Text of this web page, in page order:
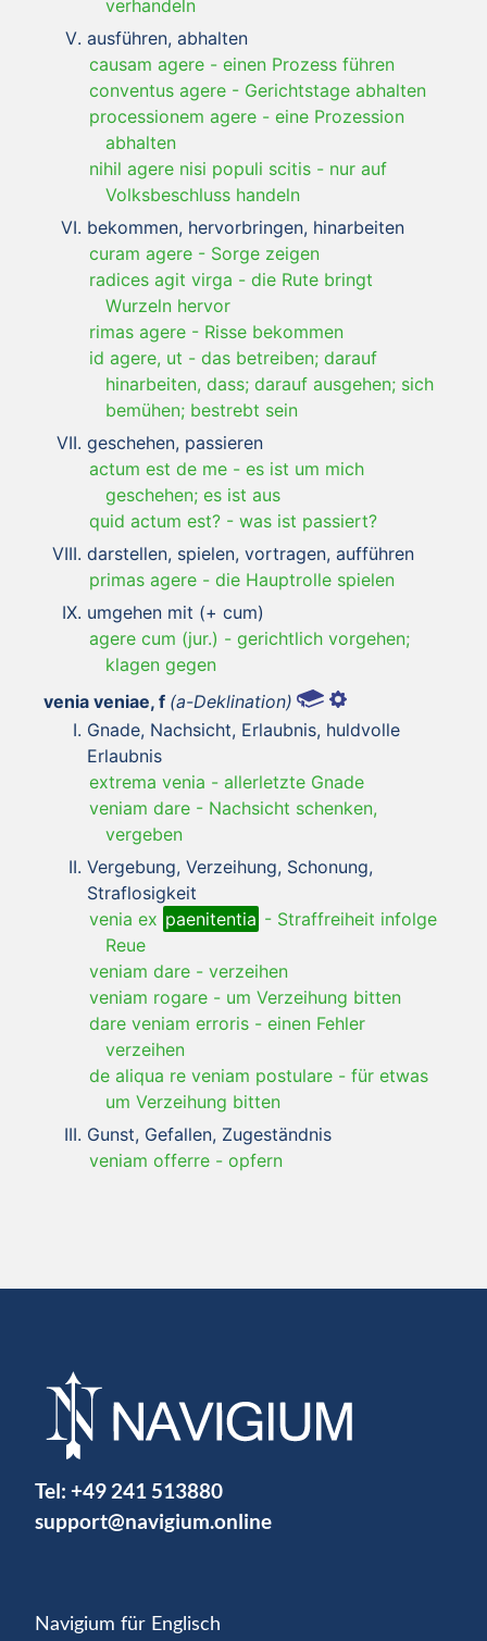
verhandeln
ausführen, abhalten
causam agere - einen Prozess führen
conventus agere - Gerichtstage abhalten
processionem agere - eine Prozession
abhalten
nihil agere nisi populi scitis - nur auf
Volksbeschluss handeln
bekommen, hervorbringen, hinarbeiten
curam agere - Sorge zeigen
radices agit virga - die Rute bringt
Wurzeln hervor
rimas agere - Risse bekommen
id agere, ut - das betreiben; darauf
hinarbeiten, dass; darauf ausgehen; sich
bemühen; bestrebt sein
geschehen, passieren
actum est de me - es ist um mich
geschehen; es ist aus
quid actum est? - was ist passiert?
darstellen, spielen, vortragen, aufführen
primas agere - die Hauptrolle spielen
umgehen mit (+ cum)
agere cum (jur.) - gerichtlich vorgehen;
klagen gegen
venia veniae, f (a-Deklination)
Gnade, Nachsicht, Erlaubnis, huldvolle
Erlaubnis
extrema venia - allerletzte Gnade
veniam dare - Nachsicht schenken,
vergeben
Vergebung, Verzeihung, Schonung,
Straflosigkeit
venia ex paenitentia - Straffreiheit infolge
Reue
veniam dare - verzeihen
veniam rogare - um Verzeihung bitten
dare veniam erroris - einen Fehler
verzeihen
de aliqua re veniam postulare - für etwas
um Verzeihung bitten
Gunst, Gefallen, Zugeständnis
veniam offerre - opfern
Tel: +49 241 513880
support@navigium.online
Navigium für Englisch